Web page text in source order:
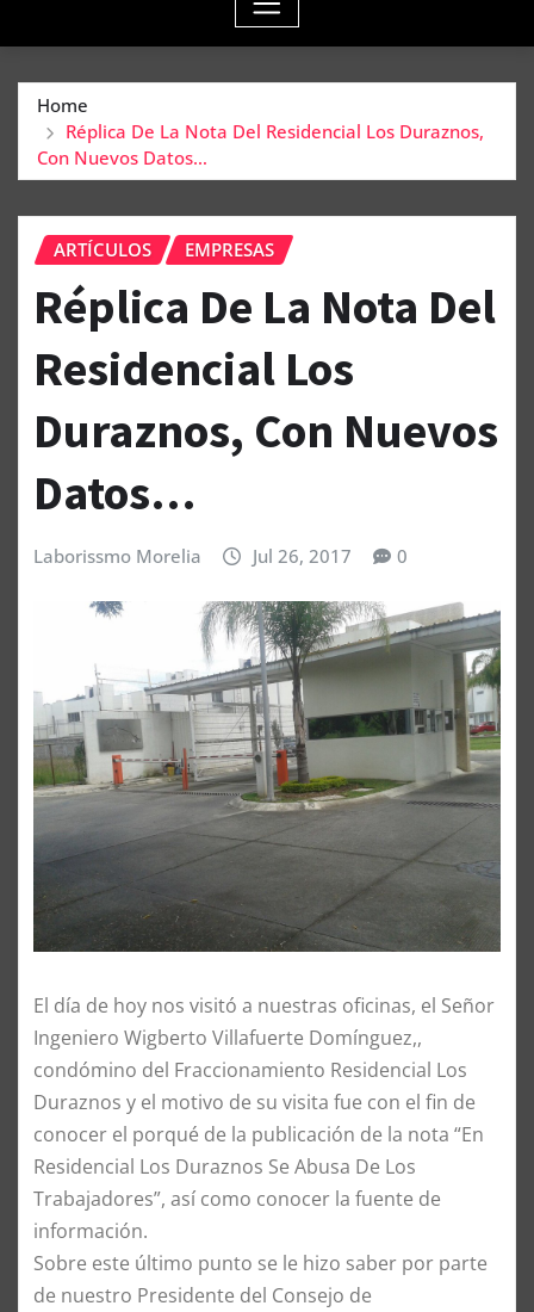
Home
Réplica De La Nota Del Residencial Los Duraznos,
Con Nuevos Datos…
ARTÍCULOS EMPRESAS
Réplica De La Nota Del
Residencial Los
Duraznos, Con Nuevos
Datos…
Laborissmo Morelia Jul 26, 2017 0
El día de hoy nos visitó a nuestras oficinas, el Señor
Ingeniero Wigberto Villafuerte Domínguez,,
condómino del Fraccionamiento Residencial Los
Duraznos y el motivo de su visita fue con el fin de
conocer el porqué de la publicación de la nota “En
Residencial Los Duraznos Se Abusa De Los
Trabajadores”, así como conocer la fuente de
información.
Sobre este último punto se le hizo saber por parte
de nuestro Presidente del Consejo de